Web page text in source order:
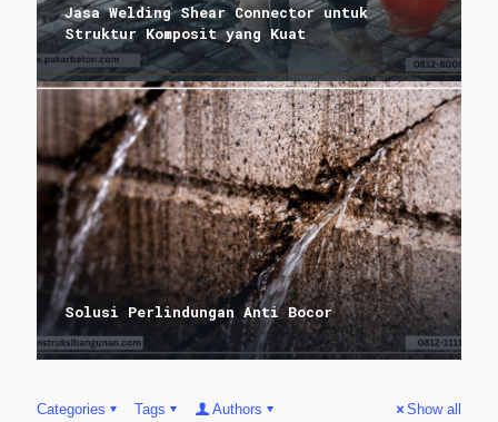
Jasa Welding Shear Connector untuk
Struktur Komposit yang Kuat
Solusi Perlindungan Anti Bocor
Categories Tags Authors Show all